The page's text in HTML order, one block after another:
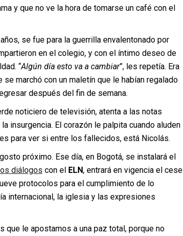
y que no ve la hora de tomarse un café con el
se fue para la guerrilla envalentonado por
en el colegio, y con el íntimo deseo de
“Algún día esto va a cambiar”, les repetía. Era
marchó con un maletín que le habían regalado
después del fin de semana.
noticiero de televisión, atenta a las notas
insurgencia. El corazón le palpita cuando aluden
para ver si entre los fallecidos, está Nicolás.
próximo. Ese día, en Bogotá, se instalará el
diálogos con el ELN, entrará en vigencia el cese
protocolos para el cumplimiento de lo
internacional, la iglesia y las expresiones
que le apostamos a una paz total, porque no